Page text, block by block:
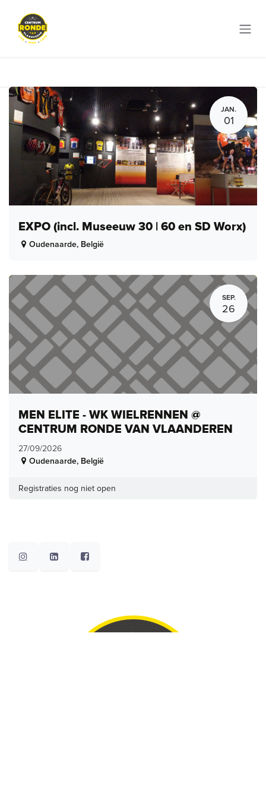
JAN.
01
EXPO (incl. Museeuw 30 | 60 en SD Worx)
Oudenaarde, België
SEP.
26
MEN ELITE - WK WIELRENNEN @
CENTRUM RONDE VAN VLAANDEREN
27/09/2026
Oudenaarde, België
Registraties nog niet open